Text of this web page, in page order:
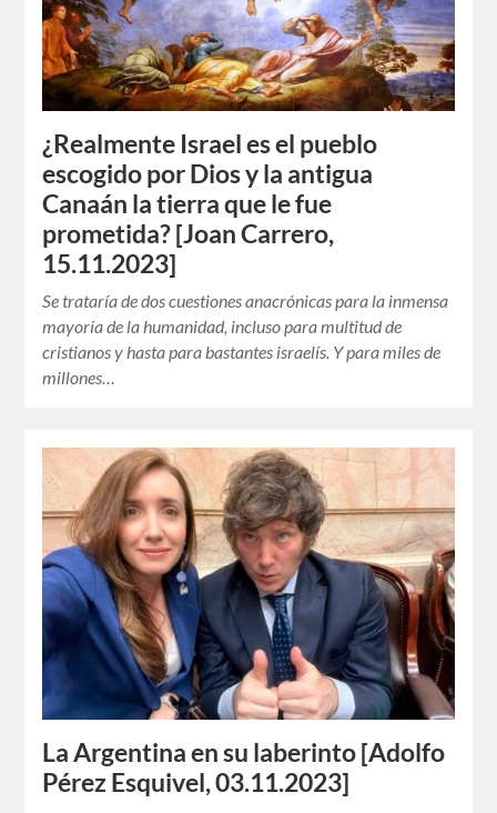
¿Realmente Israel es el pueblo
escogido por Dios y la antigua
Canaán la tierra que le fue
prometida? [Joan Carrero,
15.11.2023]
Se trataría de dos cuestiones anacrónicas para la inmensa
mayoría de la humanidad, incluso para multitud de
cristianos y hasta para bastantes israelís. Y para miles de
millones…
La Argentina en su laberinto [Adolfo
Pérez Esquivel, 03.11.2023]